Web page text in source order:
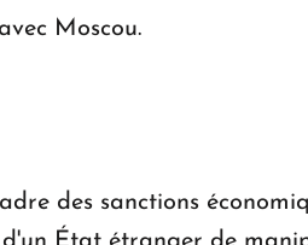
Moscou.
des sanctions